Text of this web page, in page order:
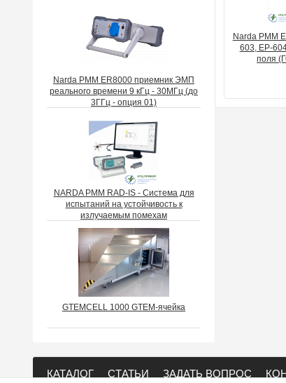
Narda PMM ER8000 приемник ЭМП
реального времени 9 кГц - 30МГц (до
3ГГц - опция 01)
NARDA PMM RAD-IS - Система для
испытаний на устойчивость к
излучаемым помехам
GTEMCELL 1000 GTEM-ячейка
Narda PMM
603, EP-
поля
КАТАЛОГ СТАТЬИ ЗАДАТЬ ВОПРОС